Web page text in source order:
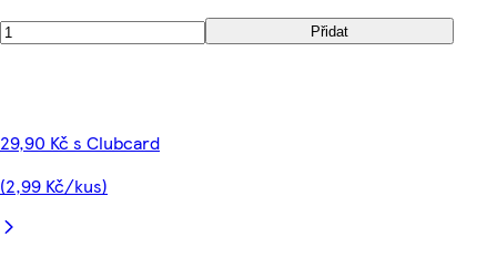
Přidat
29,90 Kč s Clubcard
(2,99 Kč/kus)